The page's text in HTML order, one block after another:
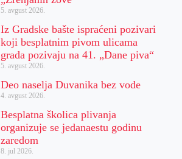
5. avgust 2026.
Iz Gradske bašte ispraćeni pozivari
koji besplatnim pivom ulicama
grada pozivaju na 41. „Dane piva“
5. avgust 2026.
Deo naselja Duvanika bez vode
4. avgust 2026.
Besplatna školica plivanja
organizuje se jedanaestu godinu
zaredom
8. jul 2026.